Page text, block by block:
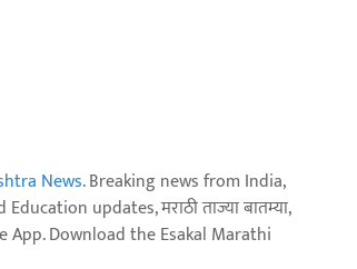
News. Breaking news from India,
updates, मराठी ताज्या बातम्या,
App. Download the Esakal Marathi